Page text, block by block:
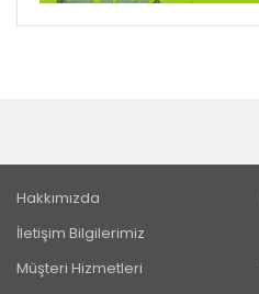
Hakkımızda
İletişim Bilgilerimiz
Müşteri Hizmetleri